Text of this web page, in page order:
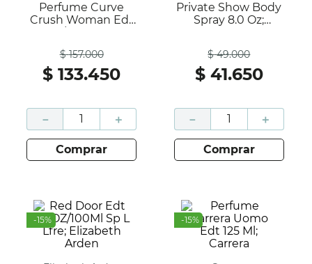
Perfume Curve
Crush Woman Edt
$ 157.000
$ 133.450
＋
－
comprar
Private Show Body
Spray 8.0 Oz;
$ 49.000
$ 41.650
＋
－
comprar
-15% -15%